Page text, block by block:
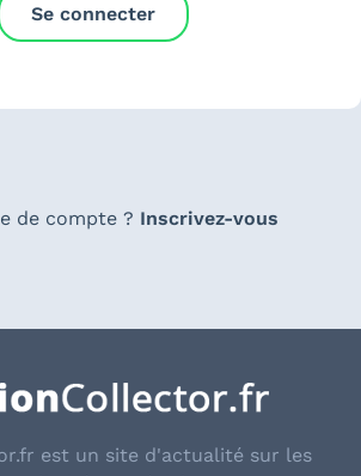
Se connecter
de compte ? Inscrivez-vous
est un site d'actualité sur les